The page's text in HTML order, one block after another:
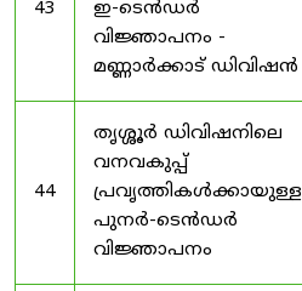
43
ഇ-ടെൻഡർ
വിജ്ഞാപനം -
മണ്ണാർക്കാട് ഡിവിഷൻ
44
തൃശ്ശൂർ ഡിവിഷനിലെ
വനവകുപ്പ്
പ്രവൃത്തികൾക്കായുള്ള
പുനർ-ടെൻഡർ
വിജ്ഞാപനം